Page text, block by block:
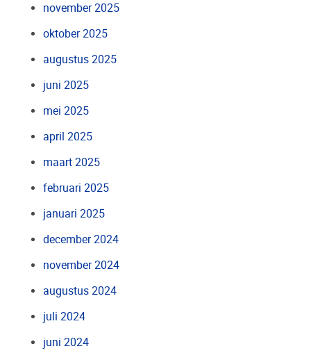
november 2025
oktober 2025
augustus 2025
juni 2025
mei 2025
april 2025
maart 2025
februari 2025
januari 2025
december 2024
november 2024
augustus 2024
juli 2024
juni 2024